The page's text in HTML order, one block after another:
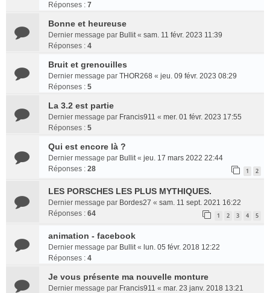
Réponses : 7
Bonne et heureuse
Dernier message par Bullit« sam. 11 févr. 2023 11:39
Réponses : 4
Bruit et grenouilles
Dernier message par THOR268 « jeu. 09 févr. 2023 08:29
Réponses : 5
La 3.2 est partie
Dernier message par Francis911 « mer. 01 févr. 2023 17:55
Réponses : 5
Qui est encore là ?
Dernier message par Bullit« jeu. 17 mars 2022 22:44
Réponses : 28 1 2
LES PORSCHES LES PLUS MYTHIQUES.
Dernier message par Bordes27 « sam. 11 sept. 2021 16:22
Réponses : 64 1 2 3 4 5
animation - facebook
Dernier message par Bullit« lun. 05 févr. 2018 12:22
Réponses : 4
Je vous présente ma nouvelle monture
Dernier message par Francis911 « mar. 23 janv. 2018 13:21